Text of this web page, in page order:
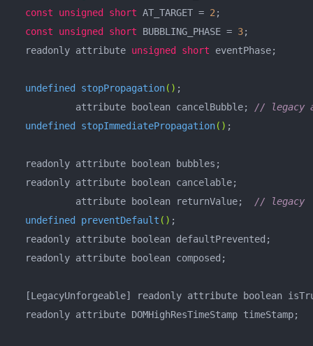
const
unsigned short AT_TARGET = 2 ;
const
unsigned short BUBBLING_PHASE = 3;
  readonly attribute
unsigned short eventPhase;
undefined stopPropagation() ;
           attribute boolean cancelBubble;
// legacy
undefined stopImmediatePropagation() ;
  readonly attribute boolean bubbles;
  readonly attribute boolean cancelable;
           attribute boolean returnValue;
// legacy
undefined preventDefault () ;
  readonly attribute boolean defaultPrevented;
  readonly attribute boolean composed;
[LegacyUnforgeable] readonly attribute boolean
  readonly attribute DOMHighResTimeStamp timeStamp;